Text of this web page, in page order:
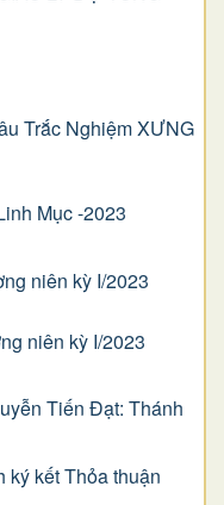
Trắc Nghiệm XƯNG
Mục -2023
niên kỳ I/2023
niên kỳ I/2023
Tiến Đạt: Thánh
ký kết Thỏa thuận